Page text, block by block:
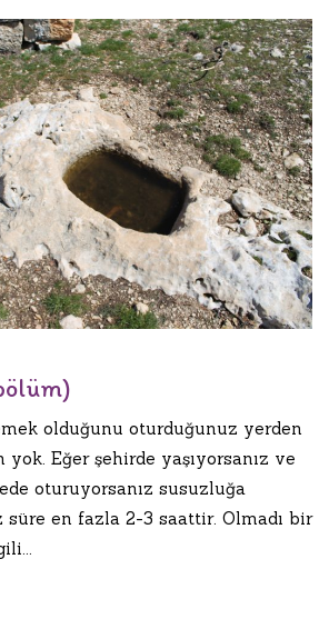
olduğunu oturduğunuz yerden
yok. Eğer şehirde yaşıyorsanız ve
oturuyorsanız susuzluğa
en fazla 2-3 saattir. Olmadı bir